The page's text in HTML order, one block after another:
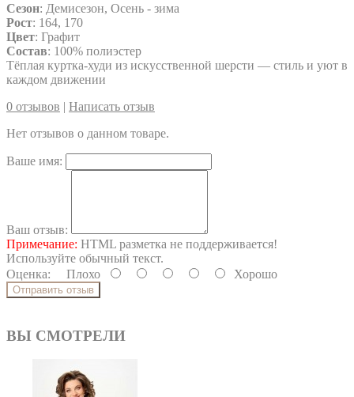
Сезон: Демисезон, Осень - зима
Рост: 164, 170
Цвет: Графит
Состав: 100% полиэстер
Тёплая куртка-худи из искусственной шерсти — стиль и уют в
каждом движении
0 отзывов | Написать отзыв
Нет отзывов о данном товаре.
Ваше имя:
Ваш отзыв:
Примечание: HTML разметка не поддерживается!
Используйте обычный текст.
Оценка: Плохо Хорошо
Отправить отзыв
ВЫ СМОТРЕЛИ